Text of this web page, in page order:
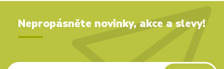
Nepropásněte novinky, akce a slevy!